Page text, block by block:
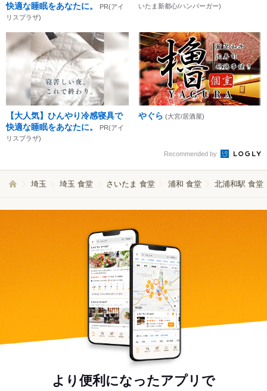
快適な睡眠をあなたに。
PR(アイ
リスプラザ)
いたま新都心/ハンバーガー)
【大人気】ひんやり冷感寝具で
快適な睡眠をあなたに。
PR(アイ
リスプラザ)
やぐら (大宮/居酒屋)
Recommended by
埼玉 埼玉 食堂 さいたま 食堂 浦和 食堂 北浦和駅 食堂
より便利になったアプリで